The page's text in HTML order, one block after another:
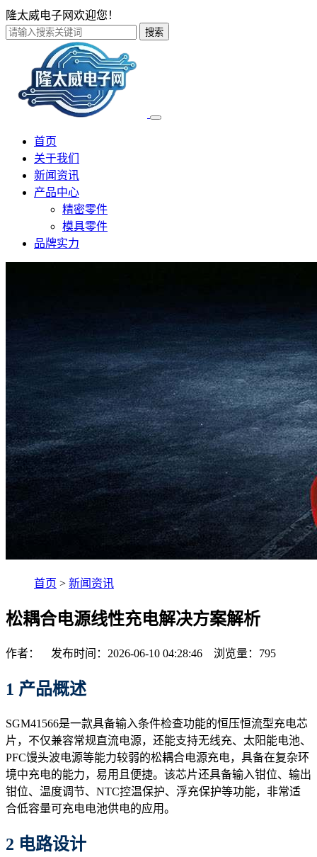
隆太威电子网欢迎您！
搜索
首页
关于我们
新闻资讯
产品中心
精密零件
模具零件
品牌实力
首页 > 新闻资讯
松耦合电源线性充电解决方案解析
作者： 发布时间：2026-06-10 04:28:46 浏览量： 795
1 产品概述
SGM41566是一款具备输入条件检查功能的恒压恒流型充电芯
片，不仅兼容常规直流电源，还能支持无线充、太阳能电池、
PFC馒头波电源等能力较弱的松耦合电源充电，具备在复杂环
境中充电的能力，易用且便捷。该芯片还具备输入钳位、输出
钳位、温度调节、NTC控温保护、浮充保护等功能，非常适
合低容量可充电电池供电的应用。
2 电路设计